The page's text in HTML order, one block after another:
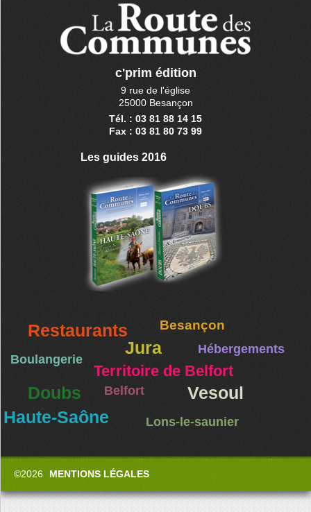
c'prim édition
9 rue de l'église
25000 Besançon
Tél. : 03 81 88 14 15
Fax : 03 81 80 73 99
Les guides 2016
Restaurants Besançon
Jura Hébergements
Boulangerie
Territoire de Belfort
Doubs Belfort
Vesoul
Haute-Saône
Lons-le-saunier
©2026 MENTIONS LÉGALES